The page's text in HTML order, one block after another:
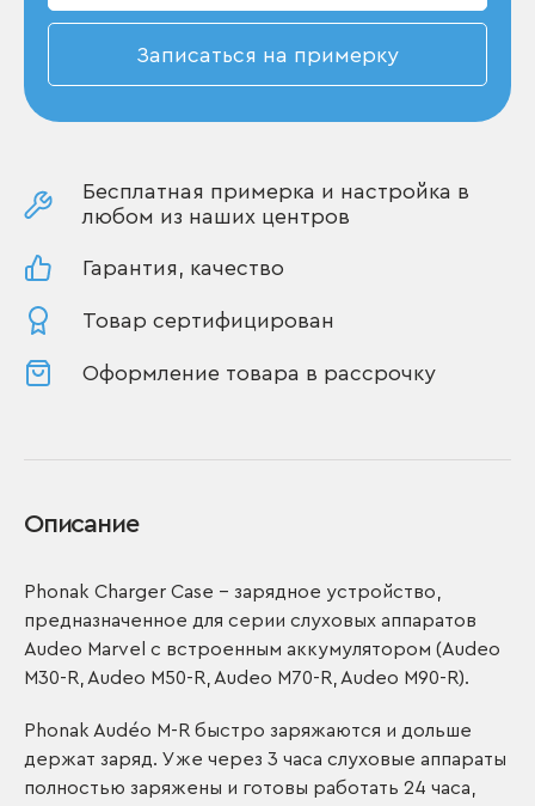
Записаться на примерку
Бесплатная примерка и настройка в
любом из наших центров
Гарантия, качество
Товар сертифицирован
Оформление товара в рассрочку
Описание
Phonak Charger Case – зарядное устройство,
предназначенное для серии слуховых аппаратов
Audeo Marvel с встроенным аккумулятором (Audeo
M30-R, Audeo M50-R, Audeo M70-R, Audeo M90-R).
Phonak Audéo M-R быстро заряжаются и дольше
держат заряд. Уже через 3 часа слуховые аппараты
полностью заряжены и готовы работать 24 часа,